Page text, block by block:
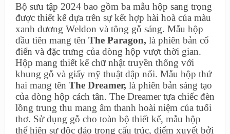
Bộ sưu tập 2024 bao gồm ba mẫu hộp sang trọng
được thiết kế dựa trên sự kết hợp hài hoà của màu
xanh dương Weldon và tông gỗ sáng. Mẫu hộp
đầu tiên mang tên The Paragon, là phiên bản cổ
điển và đặc trưng của dòng hộp vượt thời gian.
Hộp mang thiết kế chữ nhật truyền thống với
khung gỗ và giấy mỹ thuật dập nổi. Mẫu hộp thứ
hai mang tên The Dreamer, là phiên bản sáng tạo
của dòng hộp cách tân. The Dreamer tựa chiếc đèn
lồng trung thu mang âm thanh hoài niệm của tuổi
thơ. Sử dụng gỗ cho toàn bộ thiết kế, mẫu hộp
thể hiện sự độc đáo trong cấu trúc, điểm xuyết bởi